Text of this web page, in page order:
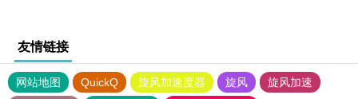
友情链接
网站地图 QuickQ 旋风加速度器 旋风
旋风加速